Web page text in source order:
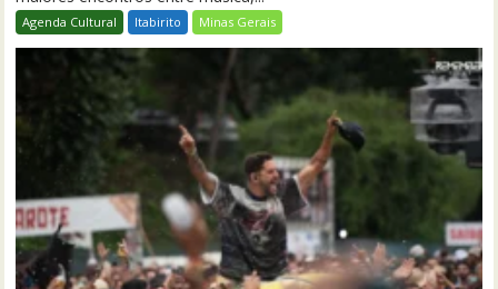
Agenda Cultural Itabirito Minas Gerais